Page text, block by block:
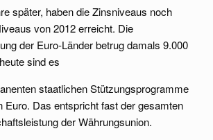
später, haben die Zinsniveaus noch
von 2012 erreicht. Die
der Euro-Länder betrug damals 9.000
sind es
staatlichen Stützungsprogramme
Euro. Das entspricht fast der gesamten
der Währungsunion.